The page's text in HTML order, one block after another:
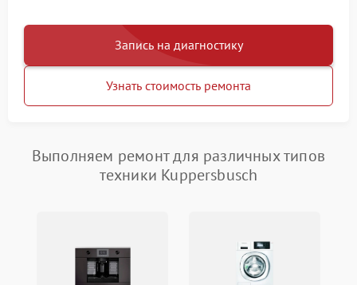
Запись на диагностику
Узнать стоимость ремонта
Выполняем ремонт для различных типов
техники Kuppersbusch